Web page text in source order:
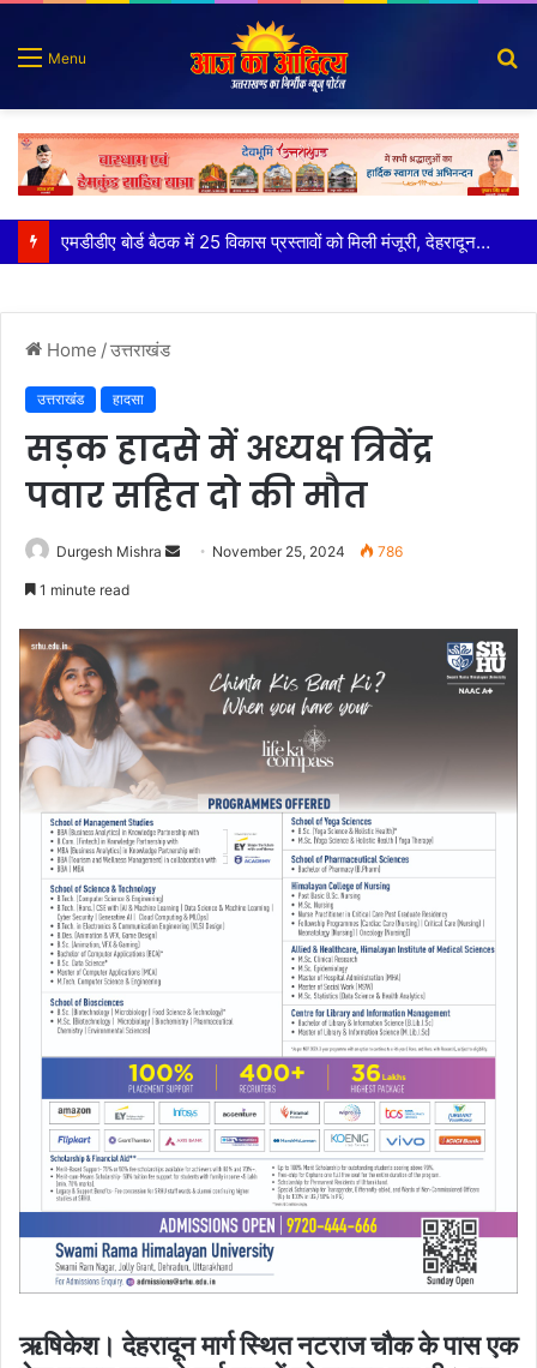
Menu
कृष्णा हाउसकीपिंग के मालिक दीपक जायसवाल विनोद नौटियाल आदि पर मुकदमा दर्ज
Home /उत्तराखंड
उत्तराखंड हादसा
सड़क हादसे में अध्यक्ष त्रिवेंद्र
पवार सहित दो की मौत
Durgesh Mishra
Send November 25, 2024 786
1 minute read
ऋषिकेश। देहरादून मार्ग स्थित नटराज चौक के पास एक